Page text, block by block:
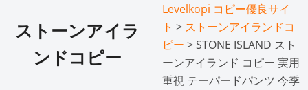
ストーンアイラ
ンドコピー
Levelkopi コピー優良サイ
ト > ストーンアイランドコ
ピー > STONE ISLAND スト
ーンアイランド コピー 実用
重視 テーパードパンツ 今季